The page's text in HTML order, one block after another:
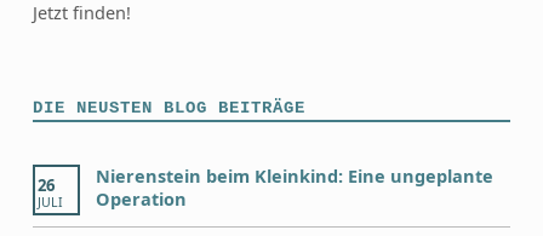
Jetzt finden!
DIE NEUSTEN BLOG BEITRÄGE
26
JULI
Nierenstein beim Kleinkind: Eine ungeplante
Operation